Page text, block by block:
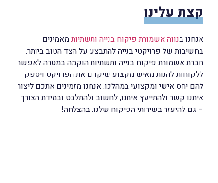
קצת עלינו
אנחנו בנווה אשמורת פיקוח בנייה ותשתיותמאמינים
בחשיבות של פרויקטי בנייה להתבצע על הצד הטוב ביותר.
חברת אשמורת פיקוח בנייה ותשתיות הוקמה במטרה לאפשר
ללקוחות להנות מאיש מקצוע שיקדם את הפרויקט ויספק
להם יחס אישי ומקצועי במהלכו. אנחנו מזמינים אתכם ליצור
איתנו קשר ולהתייעץ איתנו, לחשוב ולהתלבט ובמידת הצורך
– גם להיעזר בשירותי הפיקוח שלנו. בהצלחה!